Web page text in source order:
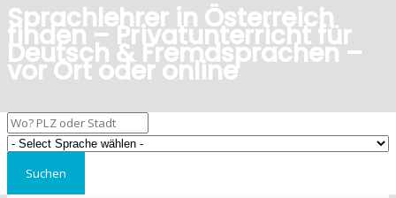
Sprachlehrer in Österreich
finden – Privatunterricht für
Deutsch & Fremdsprachen –
vor Ort oder online